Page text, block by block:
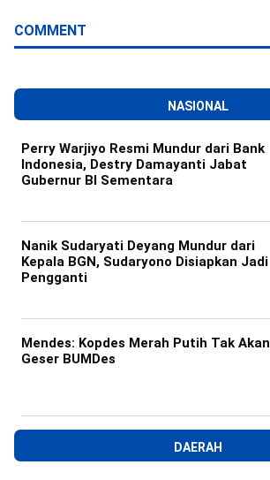
COMMENT
NASIONAL
Perry Warjiyo Resmi Mundur dari Bank
Indonesia, Destry Damayanti Jabat
Gubernur BI Sementara
Nanik Sudaryati Deyang Mundur dari
Kepala BGN, Sudaryono Disiapkan Jadi
Pengganti
Mendes: Kopdes Merah Putih Tak Akan
Geser BUMDes
DAERAH